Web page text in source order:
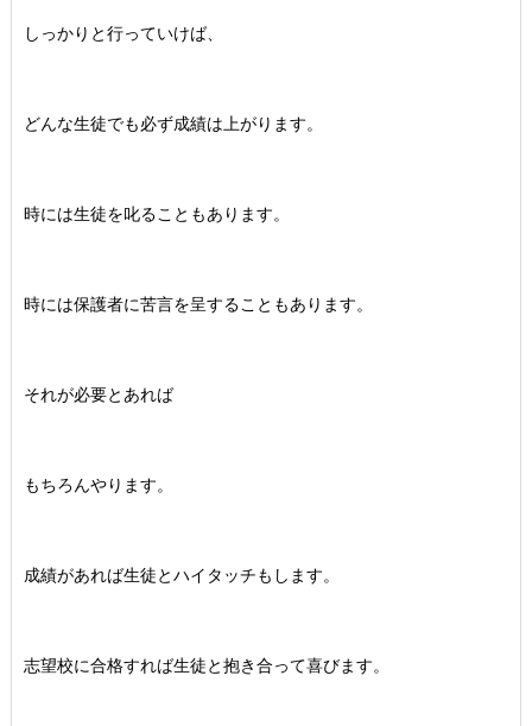
しっかりと行っていけば、
どんな生徒でも必ず成績は上がります。
時には生徒を叱ることもあります。
時には保護者に苦言を呈することもあります。
それが必要とあれば
もちろんやります。
成績があれば生徒とハイタッチもします。
志望校に合格すれば生徒と抱き合って喜びます。